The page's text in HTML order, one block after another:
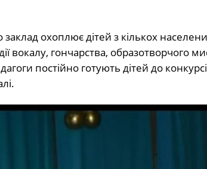
охоплює дітей з кількох
вокалу, гончарства, образотворчого
постійно готують дітей до